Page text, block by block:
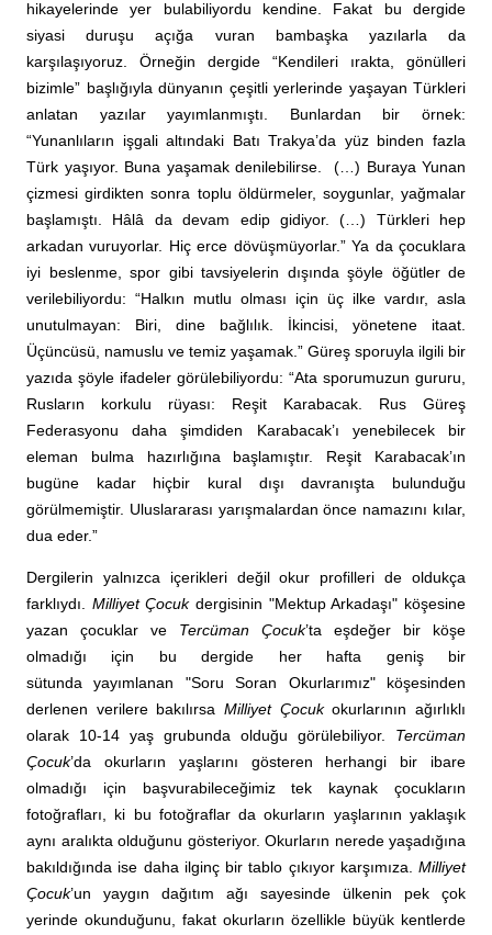
hikayelerinde yer bulabiliyordu kendine. Fakat bu dergide
siyasi duruşu açığa vuran bambaşka yazılarla da
karşılaşıyoruz. Örneğin dergide “Kendileri ırakta, gönülleri
bizimle” başlığıyla dünyanın çeşitli yerlerinde yaşayan Türkleri
anlatan yazılar yayımlanmıştı. Bunlardan bir örnek:
“Yunanlıların işgali altındaki Batı Trakya’da yüz binden fazla
Türk yaşıyor. Buna yaşamak denilebilirse. (…) Buraya Yunan
çizmesi girdikten sonra toplu öldürmeler, soygunlar, yağmalar
başlamıştı. Hâlâ da devam edip gidiyor. (…) Türkleri hep
arkadan vuruyorlar. Hiç erce dövüşmüyorlar.” Ya da çocuklara
iyi beslenme, spor gibi tavsiyelerin dışında şöyle öğütler de
verilebiliyordu: “Halkın mutlu olması için üç ilke vardır, asla
unutulmayan: Biri, dine bağlılık. İkincisi, yönetene itaat.
Üçüncüsü, namuslu ve temiz yaşamak.” Güreş sporuyla ilgili bir
yazıda şöyle ifadeler görülebiliyordu: “Ata sporumuzun gururu,
Rusların korkulu rüyası: Reşit Karabacak. Rus Güreş
Federasyonu daha şimdiden Karabacak’ı yenebilecek bir
eleman bulma hazırlığına başlamıştır. Reşit Karabacak’ın
bugüne kadar hiçbir kural dışı davranışta bulunduğu
görülmemiştir. Uluslararası yarışmalardan önce namazını kılar,
dua eder.”
Dergilerin yalnızca içerikleri değil okur profilleri de oldukça
farklıydı. Milliyet Çocukdergisinin "Mektup Arkadaşı" köşesine
yazan çocuklar ve Tercüman Çocuk’ta eşdeğer bir köşe
olmadığı için bu dergide her hafta geniş bir
sütunda yayımlanan "Soru Soran Okurlarımız" köşesinden
derlenen verilere bakılırsa Milliyet Çocukokurlarının ağırlıklı
olarak 10-14 yaş grubunda olduğu görülebiliyor. Tercüman
Çocuk’da okurların yaşlarını gösteren herhangi bir ibare
olmadığı için başvurabileceğimiz tek kaynak çocukların
fotoğrafları, ki bu fotoğraflar da okurların yaşlarının yaklaşık
aynı aralıkta olduğunu gösteriyor. Okurların nerede yaşadığına
bakıldığında ise daha ilginç bir tablo çıkıyor karşımıza. Milliyet
Çocuk’un yaygın dağıtım ağı sayesinde ülkenin pek çok
yerinde okunduğunu, fakat okurların özellikle büyük kentlerde